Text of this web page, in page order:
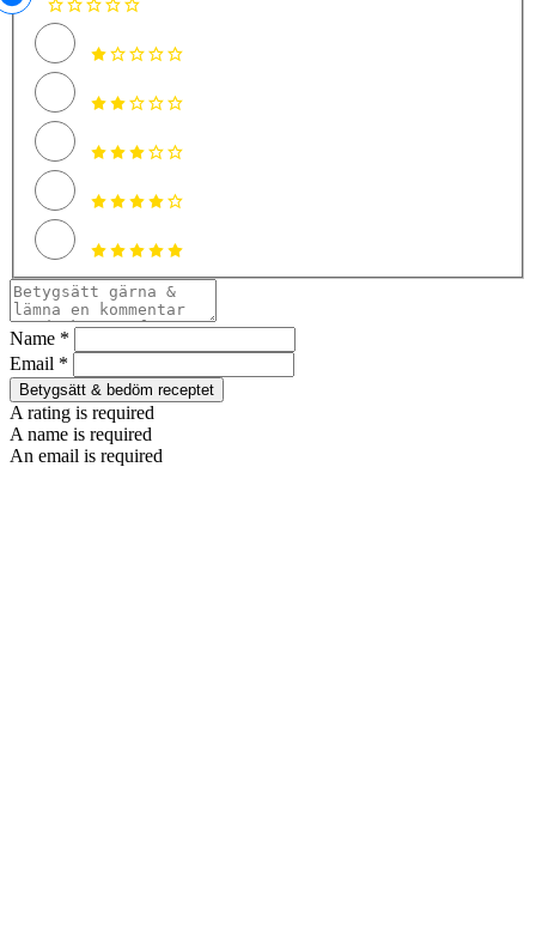
Name *
Email *
Betygsätt & bedöm receptet
A rating is required
A name is required
An email is required